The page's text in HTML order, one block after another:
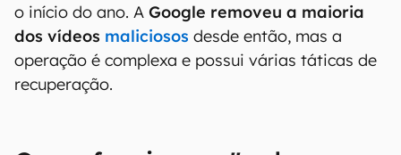
o início do ano. A Google removeu a maioria
dos vídeos maliciosos desde então, mas a
operação é complexa e possui várias táticas de
recuperação.